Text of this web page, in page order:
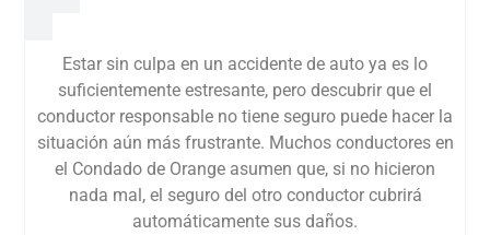
Estar sin culpa en un accidente de auto ya es lo
suficientemente estresante, pero descubrir que el
conductor responsable no tiene seguro puede hacer la
situación aún más frustrante. Muchos conductores en
el Condado de Orange asumen que, si no hicieron
nada mal, el seguro del otro conductor cubrirá
automáticamente sus daños.